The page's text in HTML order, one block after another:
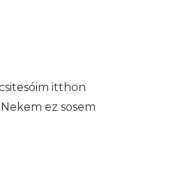
itthon
ez sosem